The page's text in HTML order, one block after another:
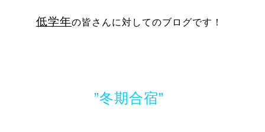
低学年の皆さんに対してのブログです！
”冬期合宿”